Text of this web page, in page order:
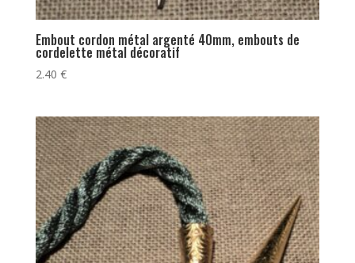
Embout cordon métal argenté 40mm, embouts de
cordelette métal décoratif
2.40 €